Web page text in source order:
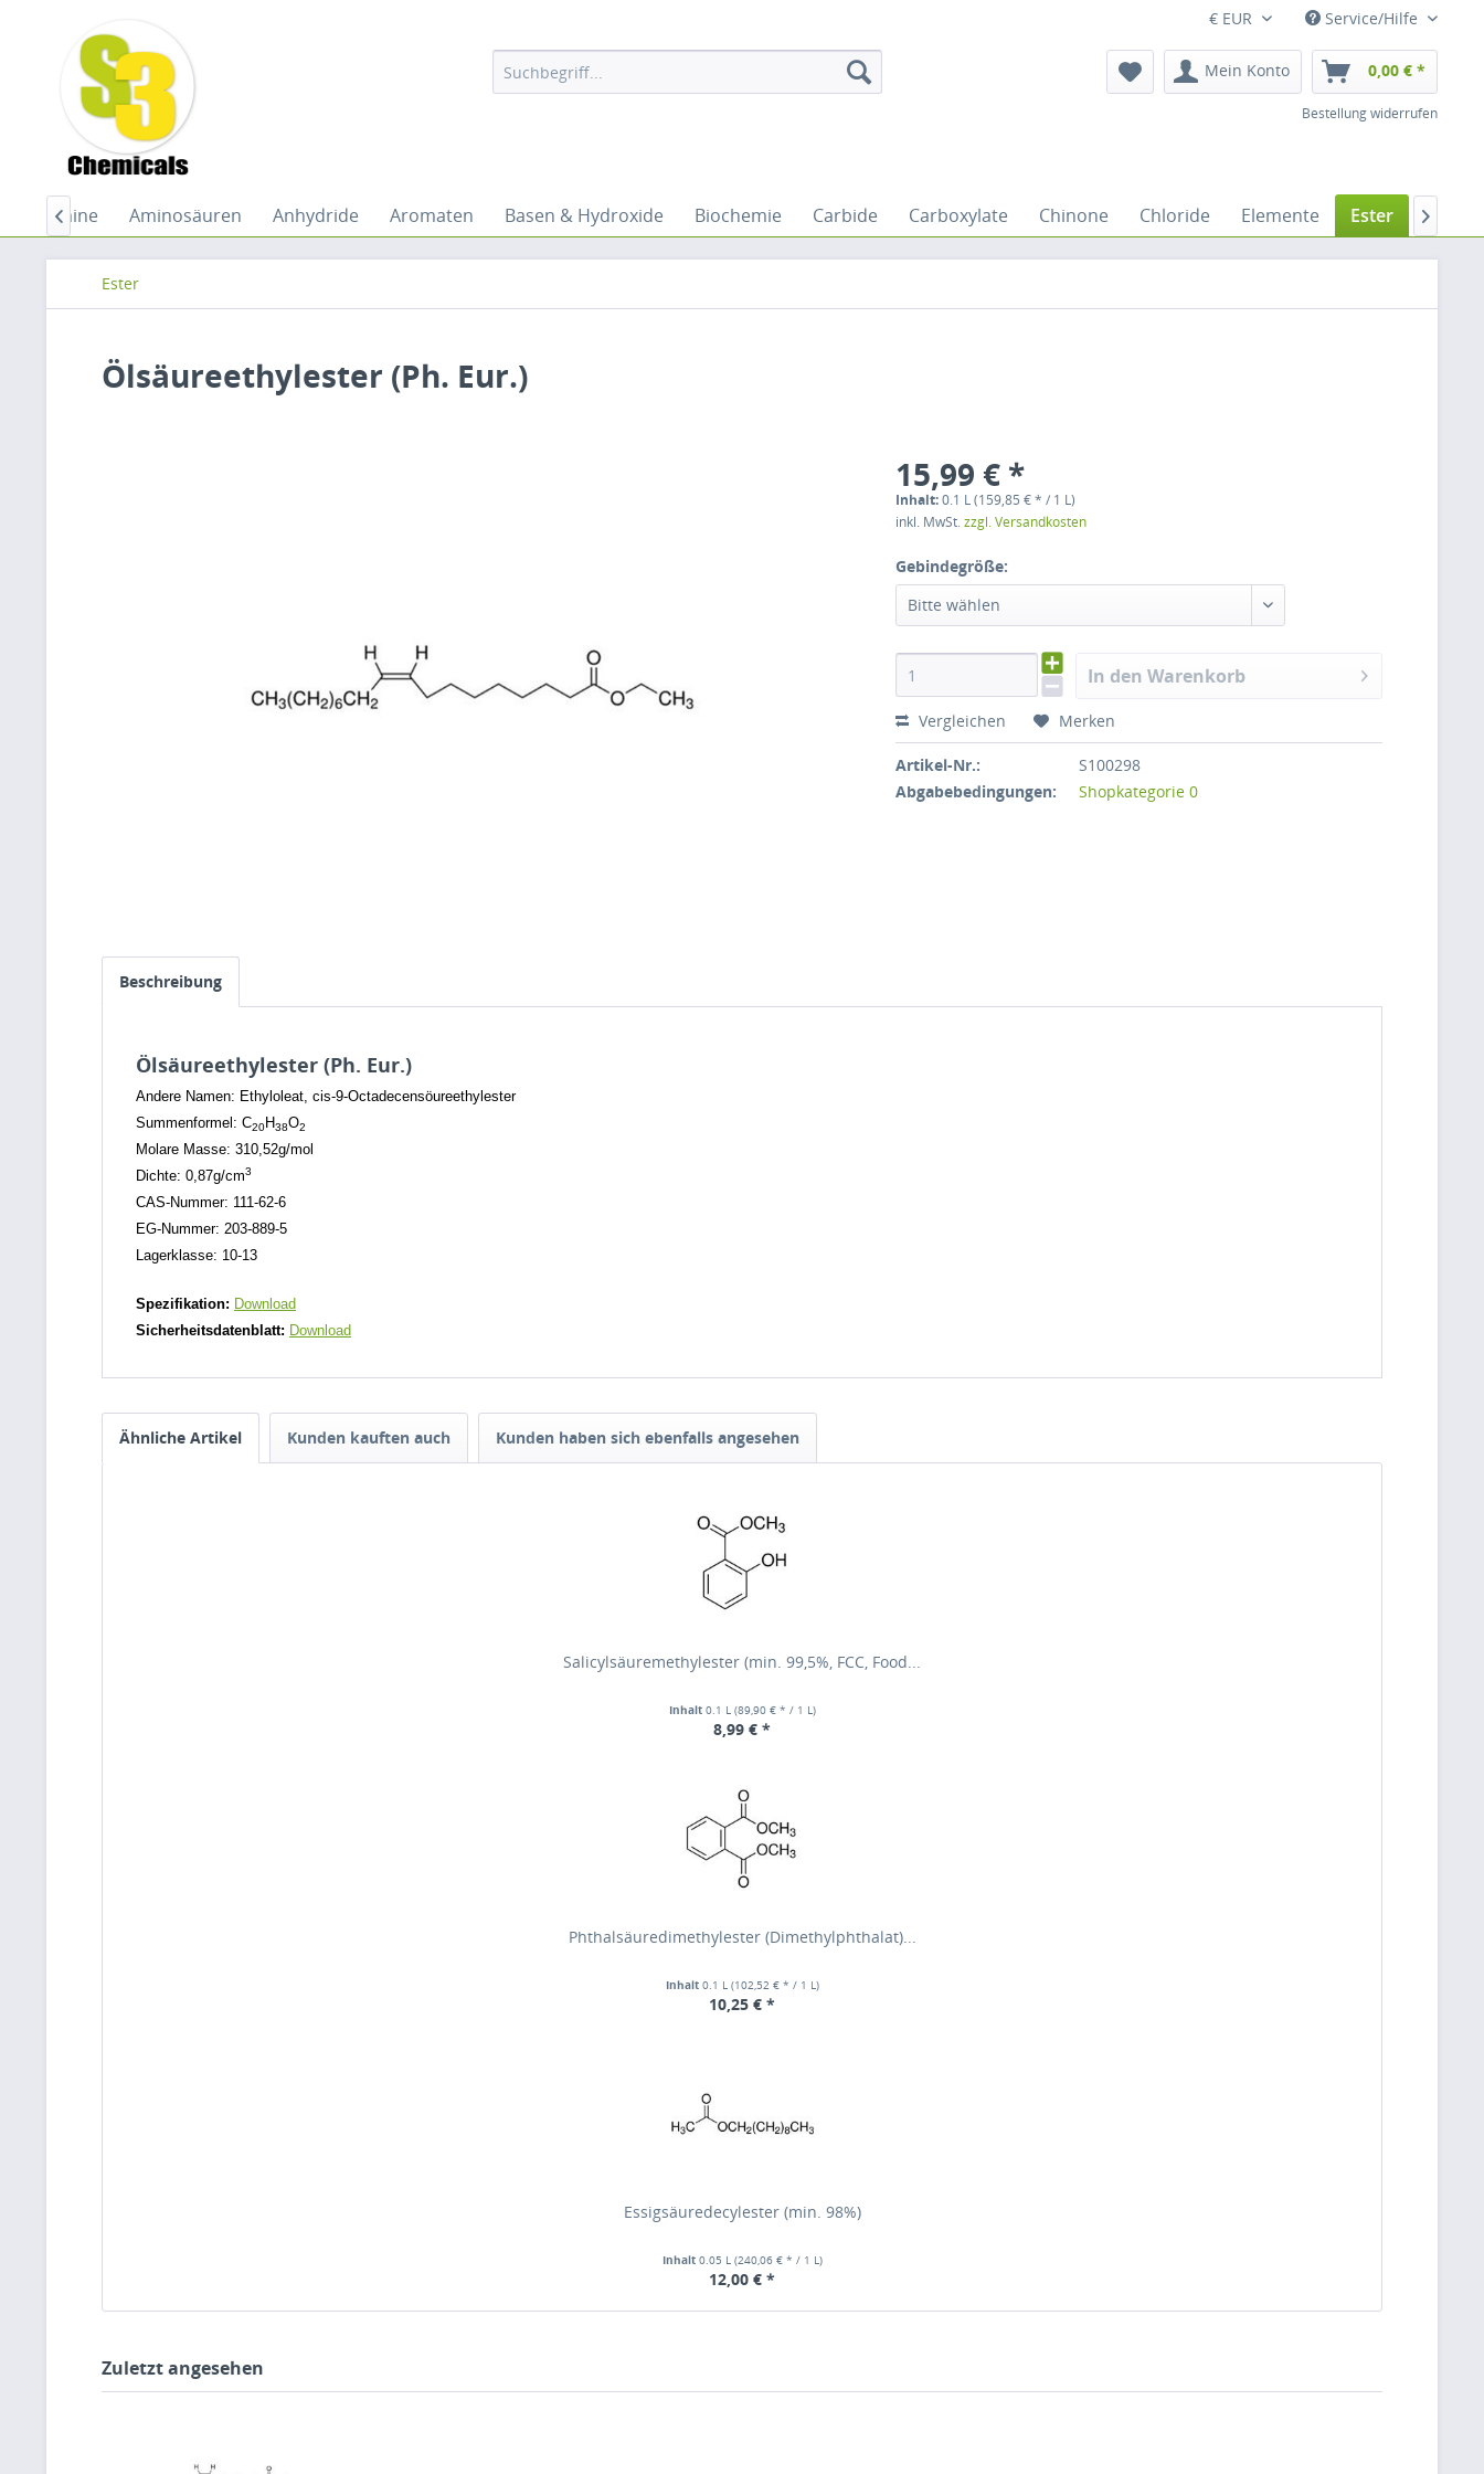
€ EUR Service/Hilfe
Mein Konto 0,00 € *
Bestellung widerrufen
Amine Aminosäuren Anhydride Aromaten Basen & Hydroxide Biochemie Carbide Carboxylate Chinone Chloride Elemente Ester Ether
 
Ester
Ölsäureethylester (Ph. Eur.)
15,99 € *
Inhalt:0.1 L (159,85 € * / 1 L)
inkl. MwSt.zzgl. Versandkosten
Gebindegröße:
Bitte wählen
In den Warenkorb
Vergleichen Merken
Artikel-Nr.:
S100298
Abgabebedingungen:
Shopkategorie 0
Beschreibung
Ölsäureethylester (Ph. Eur.)
Andere Namen: Ethyloleat, cis-9-Octadecensöureethylester
Summenformel: C20H38O2
Molare Masse: 310,52g/mol
Dichte: 0,87g/cm3
CAS-Nummer: 111-62-6
EG-Nummer: 203-889-5
Lagerklasse: 10-13
Spezifikation: Download
Sicherheitsdatenblatt: Download
Ähnliche Artikel Kunden kauften auch Kunden haben sich ebenfalls angesehen
Salicylsäuremethylester (min. 99,5%, FCC, Food...
Inhalt 0.1 L (89,90 € * / 1 L)
8,99 € *
Phthalsäuredimethylester (Dimethylphthalat)...
Inhalt 0.1 L (102,52 € * / 1 L)
10,25 € *
Essigsäuredecylester (min. 98%)
Inhalt 0.05 L (240,06 € * / 1 L)
12,00 € *
Zuletzt angesehen